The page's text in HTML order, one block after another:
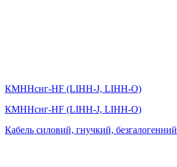
КМHHснг-HF (LIНН-J, LIНН-O)
КМHHснг-HF (LIНН-J, LIНН-O)
Кабель силовий, гнучкий, безгалогенний